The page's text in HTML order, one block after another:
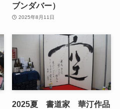
ブンダバー）
2025年8月11日
2025夏 書道家 華汀作品